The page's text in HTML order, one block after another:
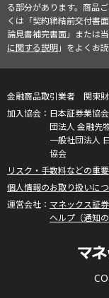
る部分があります。商品
くは「契約締結前交付書
論見書補完書面」または
に関する説明」をよくお
金融商品取引業者 関東
日本証券業協
団法人 金融先
一般社団法人
協会
リスク・手数料などの重
個人情報のお取り扱いに
マネックス証
ヘルプ（通知